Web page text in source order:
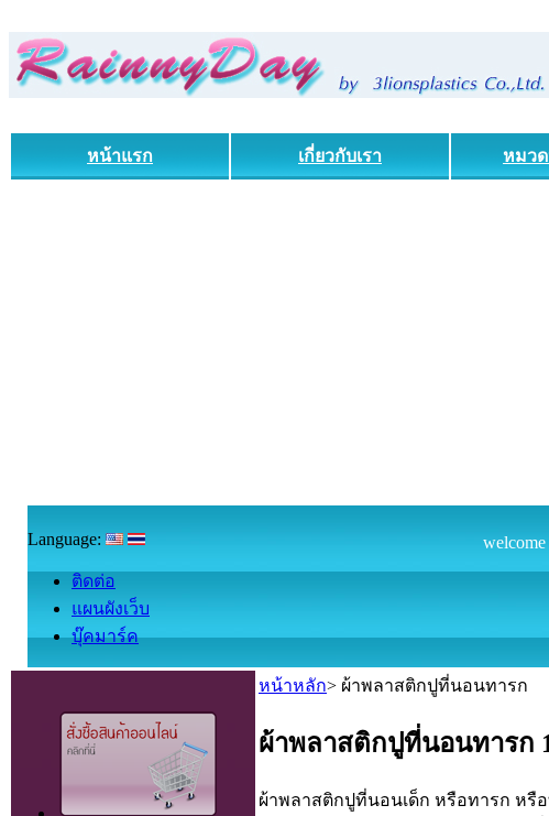
หน้าแรก เกี่ยวกับเรา หมว
welcome to
Language:
ติดต่อ
แผนผังเว็บ
บุ๊คมาร์ค
หน้าหลัก> ผ้าพลาสติกปูที่นอนทารก
ผ้าพลาสติกปูที่นอนทารก
ผ้าพลาสติกปูที่นอนเด็ก หรือทารก หรื